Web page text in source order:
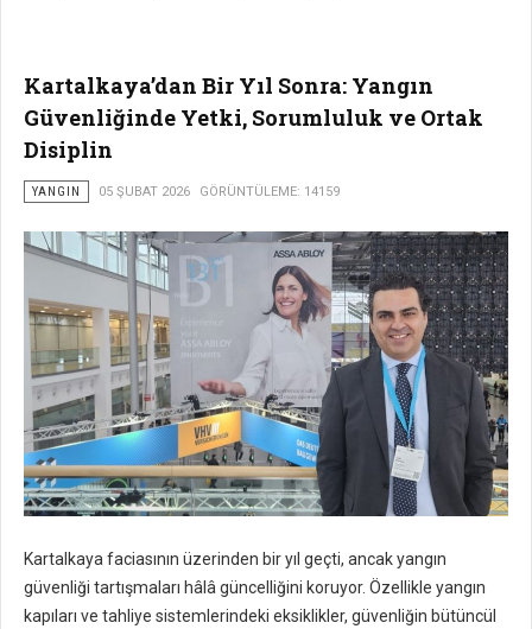
Kartalkaya’dan Bir Yıl Sonra: Yangın
Güvenliğinde Yetki, Sorumluluk ve Ortak
Disiplin
YANGIN 05 ŞUBAT 2026 GÖRÜNTÜLEME: 14159
Kartalkaya faciasının üzerinden bir yıl geçti, ancak yangın
güvenliği tartışmaları hâlâ güncelliğini koruyor. Özellikle yangın
kapıları ve tahliye sistemlerindeki eksiklikler, güvenliğin bütüncül